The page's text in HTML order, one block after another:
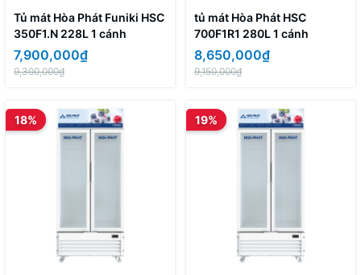
Tủ mát Hòa Phát Funiki HSC
350F1.N 228L 1 cánh
7,900,000₫
9,300,000₫
tủ mát Hòa Phát HSC
700F1R1 280L 1 cánh
8,650,000₫
9,150,000₫
18% 19%